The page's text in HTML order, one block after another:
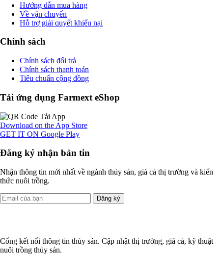
Hướng dẫn mua hàng
Về vận chuyển
Hỗ trợ giải quyết khiếu nại
Chính sách
Chính sách đổi trả
Chính sách thanh toán
Tiêu chuẩn cộng đồng
Tải ứng dụng Farmext eShop
Download on the App Store
GET IT ON Google Play
Đăng ký nhận bản tin
Nhận thông tin mới nhất về ngành thủy sản, giá cả thị trường và kiến
thức nuôi trồng.
Đăng ký
Cổng kết nối thông tin thủy sản. Cập nhật thị trường, giá cả, kỹ thuật
nuôi trồng thủy sản.